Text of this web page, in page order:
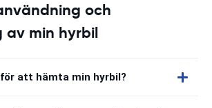
och
av min hyrbil
att hämta min hyrbil?